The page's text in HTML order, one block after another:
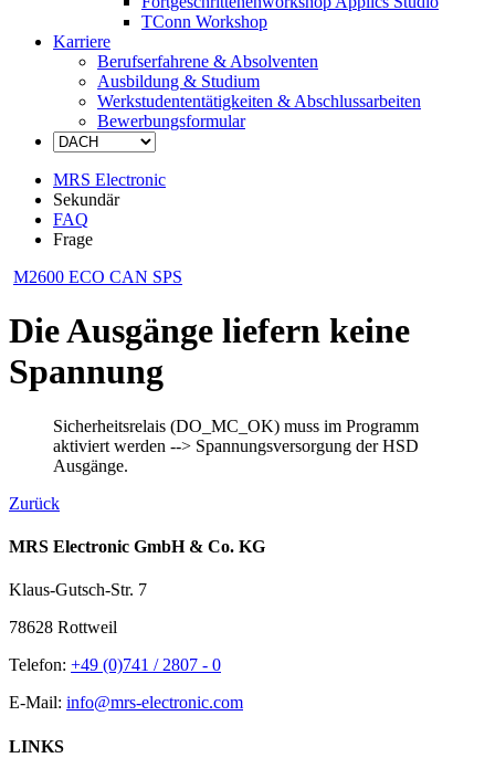
TConn Workshop
Karriere
Berufserfahrene & Absolventen
Ausbildung & Studium
Werkstudententätigkeiten & Abschlussarbeiten
Bewerbungsformular
MRS Electronic
Sekundär
FAQ
Frage
M2600 ECO CAN SPS
Die Ausgänge liefern keine
Spannung
Sicherheitsrelais (DO_MC_OK) muss im Programm
aktiviert werden --> Spannungsversorgung der HSD
Ausgänge.
Zurück
MRS Electronic GmbH & Co. KG
Klaus-Gutsch-Str. 7
78628 Rottweil
Telefon: +49 (0)741 / 2807 - 0
E-Mail: info@mrs-electronic.com
LINKS